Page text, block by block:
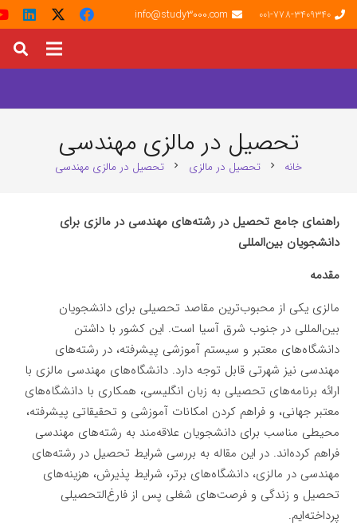
001-778-3409340
info@study3000.com
تحصیل در مالزی مهندسی
خانه chevron_right تحصیل در مالزی chevron_right تحصیل در مالزی مهندسی
راهنمای جامع تحصیل در رشته‌های مهندسی در مالزی برای
دانشجویان بین‌المللی
مقدمه
مالزی یکی از محبوب‌ترین مقاصد تحصیلی برای دانشجویان
بین‌المللی در جنوب شرق آسیا است. این کشور با داشتن
دانشگاه‌های معتبر و سیستم آموزشی پیشرفته، در رشته‌های
مهندسی نیز شهرتی قابل توجه دارد. دانشگاه‌های مهندسی مالزی با
ارائه برنامه‌های تحصیلی به زبان انگلیسی، همکاری با دانشگاه‌های
معتبر جهانی، و فراهم کردن امکانات آموزشی و تحقیقاتی پیشرفته،
محیطی مناسب برای دانشجویان علاقه‌مند به رشته‌های مهندسی
فراهم کرده‌اند. در این مقاله به بررسی شرایط تحصیل در رشته‌های
مهندسی در مالزی، دانشگاه‌های برتر، شرایط پذیرش، هزینه‌های
تحصیل و زندگی و فرصت‌های شغلی پس از فارغ‌التحصیلی
پرداخته‌ایم.